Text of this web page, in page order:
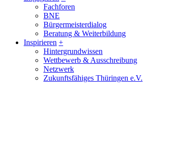
Fachforen
BNE
Bürgermeisterdialog
Beratung & Weiterbildung
Inspirieren +
Hintergrundwissen
Wettbewerb & Ausschreibung
Netzwerk
Zukunftsfähiges Thüringen e.V.